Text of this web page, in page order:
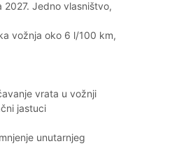
Jedno vlasništvo,
vožnja oko 6 l/100 km,
vrata u vožnji
jastuci
unutarnjeg